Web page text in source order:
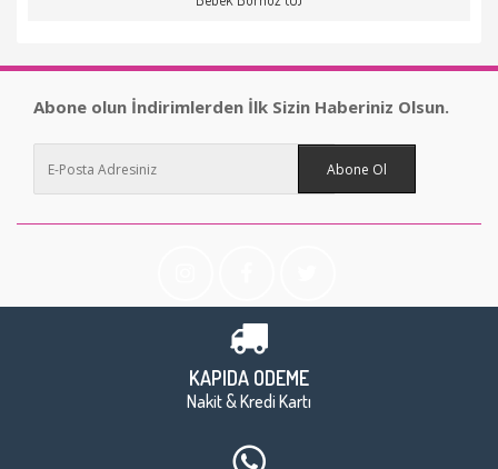
Abone olun İndirimlerden İlk Sizin Haberiniz Olsun.
Abone Ol
KAPIDA ÖDEME
Nakit & Kredi Kartı